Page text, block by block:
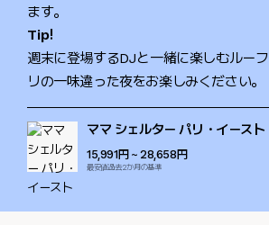
ます。
Tip!
週末に登場するDJと一緒に楽しむルー
リの一味違った夜をお楽しみください。
ママ シェルター パリ・イースト
15,991円 ~ 28,658円
最安値過去2か月の基準